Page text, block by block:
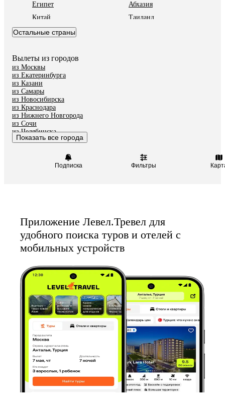
Подписка Фильтры
Египет
Абхазия
Китай
Таиланд
Вьетнам
Индия
Катар
Саудовская Аравия
Остальные страны
Вылеты из городов
из Москвы
из Екатеринбурга
из Казани
из Самары
из Новосибирска
из Краснодара
из Нижнего Новгорода
из Сочи
из Челябинска
из Тюмени
Показать все города
Приложение Левел.Тревел для
удобного поиска туров и отелей с
мобильных устройств